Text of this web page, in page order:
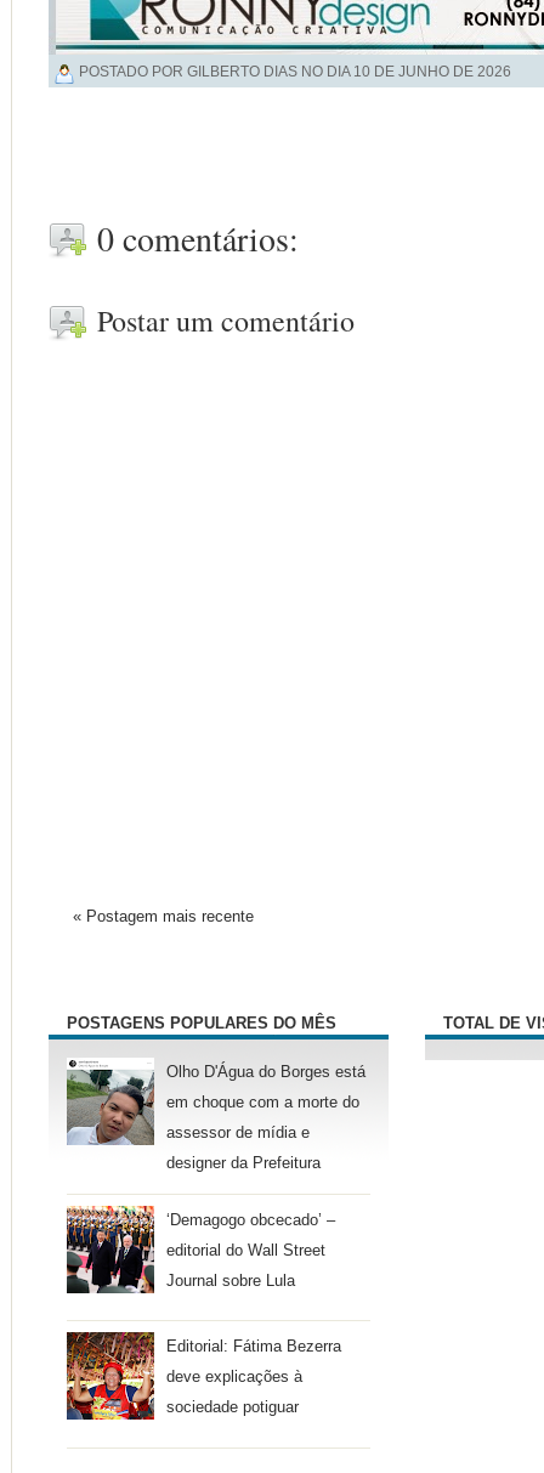
POSTADO POR GILBERTO DIAS NO DIA 10 DE JUNHO DE 2026
0 comentários:
Postar um comentário
« Postagem mais recente
POSTAGENS POPULARES DO MÊS
Olho D'Água do Borges está
em choque com a morte do
assessor de mídia e
designer da Prefeitura
‘Demagogo obcecado’ –
editorial do Wall Street
Journal sobre Lula
Editorial: Fátima Bezerra
deve explicações à
sociedade potiguar
TOTAL DE